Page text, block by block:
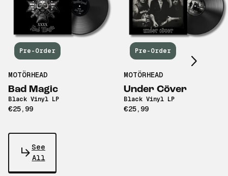
Pre-Order
MOTÖRHEAD
Bad Magic
Black Vinyl LP
€25,99
Pre-Order
MOTÖRHEAD
Under Cöver
Black Vinyl LP
€25,99
Scroll right
See
All